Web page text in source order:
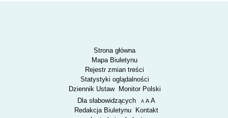
Strona główna
Mapa Biuletynu
Rejestr zmian treści
Statystyki oglądalności
Dziennik Ustaw
Monitor Polski
Menu dodatkowe
Dla słabowidzących A pomniejsz czcionkę
A standardowy rozmiar czcionki
A
Redakcja Biuletynu
Kontakt